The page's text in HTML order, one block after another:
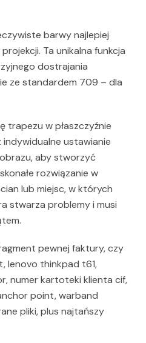
barwy najlepiej
Ta unikalna funkcja
dostrajania
ze standardem 709 – dla
trapezu w płaszczyźnie
ustawianie
aby stworzyć
rozwiązanie w
lub miejsc, w których
stwarza problemy i musi
pewnej faktury, czy
lenovo thinkpad t61,
numer kartoteki klienta cif,
point, warband
pliki, plus najtańszy